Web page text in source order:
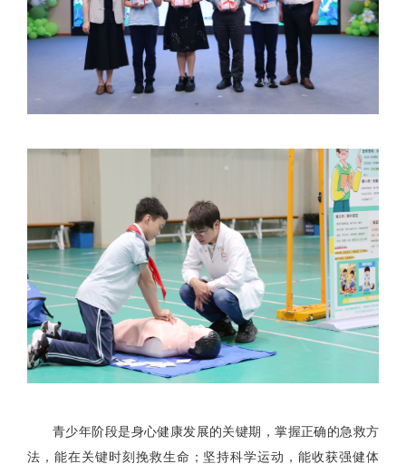
青少年阶段是身心健康发展的关键期，掌握正确的急救方
法，能在关键时刻挽救生命；坚持科学运动，能收获强健体